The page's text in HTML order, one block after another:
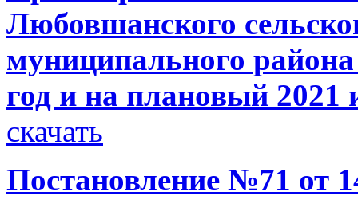
Любовшанского
муниципального
год и на плановый 2021
скачать
Постановление №71 от